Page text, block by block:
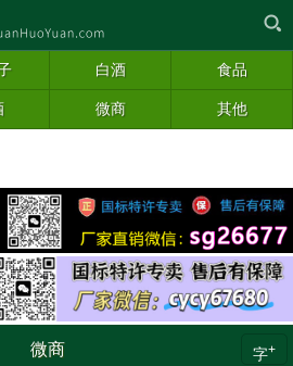
白酒 食品
微商 其他
微商 字+